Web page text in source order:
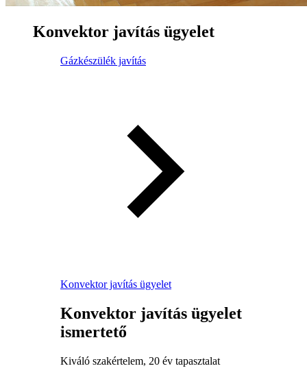
Konvektor javítás ügyelet
Gázkészülék javítás
Konvektor javítás ügyelet
Konvektor javítás ügyelet
ismertető
Kiváló szakértelem, 20 év tapasztalat